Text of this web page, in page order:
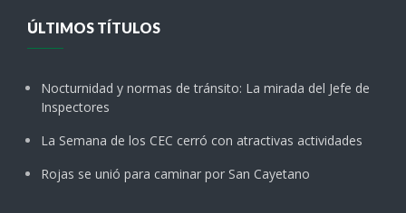
ÚLTIMOS TÍTULOS
Nocturnidad y normas de tránsito: La mirada del Jefe de
Inspectores
La Semana de los CEC cerró con atractivas actividades
Rojas se unió para caminar por San Cayetano